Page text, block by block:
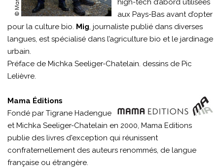
high-tech d’abord utilisées
aux Pays-Bas avant d’opter
pour la culture bio. Mig, journaliste publié dans diverses
langues, est spécialisé dans l’agriculture bio et le jardinage
urbain.
Préface de Michka Seeliger-Chatelain. dessins de Pic
Lelièvre.
Mama Éditions
Fondé par Tigrane Hadengue
et Michka Seeliger-Chatelain en 2000, Mama Editions
publie des livres d'exception qui réunissent
confraternellement des auteurs renommés, de langue
française ou étrangère.